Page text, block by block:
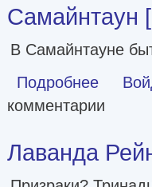
Самайнтаун
В Самайнтауне
Подробнее о
комментарии
Лаванда